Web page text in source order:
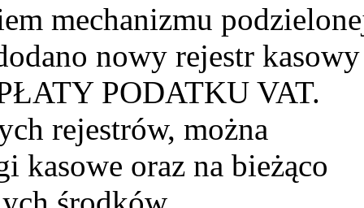
mechanizmu
nowy rejestr kasowy
PODATKU VAT.
rejestrów, można
kasowe oraz na bieżąco